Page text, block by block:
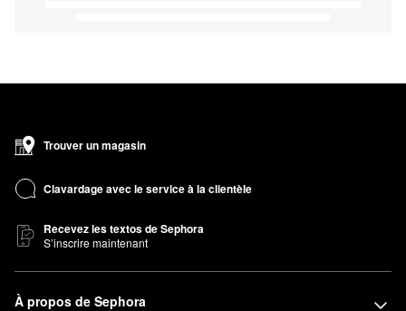
Trouver un magasin
Clavardage avec le service à la clientèle
Recevez les textos de Sephora
S’inscrire maintenant
À propos de Sephora